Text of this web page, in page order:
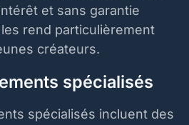
et sans garantie
rend particulièrement
créateurs.
spécialisés
spécialisés incluent des